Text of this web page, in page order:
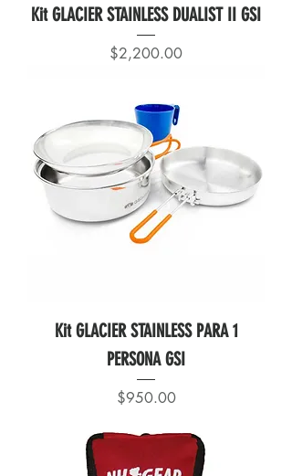
Kit GLACIER STAINLESS DUALIST II GSI
Precio
$2,200.00
Kit GLACIER STAINLESS PARA 1
PERSONA GSI
Precio
$950.00